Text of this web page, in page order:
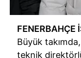
FENERBAHÇE
Büyük
teknik